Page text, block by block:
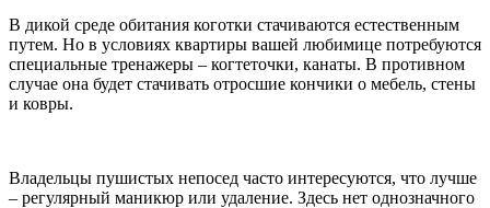
В дикой среде обитания коготки стачиваются естественным
путем. Но в условиях квартиры вашей любимице потребуются
специальные тренажеры – когтеточки, канаты. В противном
случае она будет стачивать отросшие кончики о мебель, стены
и ковры.
Владельцы пушистых непосед часто интересуются, что лучше
– регулярный маникюр или удаление. Здесь нет однозначного